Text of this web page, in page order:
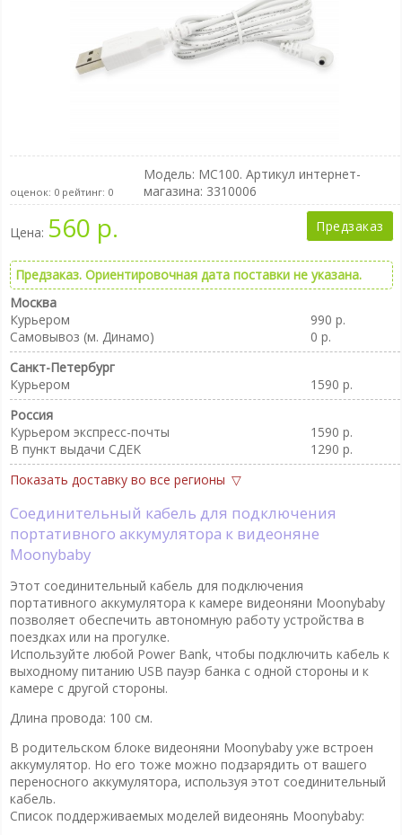
оценок: 0рейтинг: 0
Модель: MC100. Артикул интернет-
магазина: 3310006
Цена: 560 р. Предзаказ
Предзаказ. Ориентировочная дата поставки не указана.
Москва
Курьером
990 р.
Самовывоз (м. Динамо)
0 р.
Санкт-Петербург
Курьером
1590 р.
Россия
Курьером экспресс-почты
1590 р.
В пункт выдачи CДEK
1290 р.
Показать доставку во все регионы
Соединительный кабель для подключения
портативного аккумулятора к видеоняне
Moonybaby
Этот соединительный кабель для подключения
портативного аккумулятора к камере видеоняни Moonybaby
позволяет обеспечить автономную работу устройства в
поездках или на прогулке.
Используйте любой Power Bank, чтобы подключить кабель к
выходному питанию USB пауэр банка с одной стороны и к
камере с другой стороны.
Длина провода: 100 см.
В родительском блоке видеоняни Moonybaby уже встроен
аккумулятор. Но его тоже можно подзарядить от вашего
переносного аккумулятора, используя этот соединительный
кабель.
Список поддерживаемых моделей видеонянь Moonybaby: